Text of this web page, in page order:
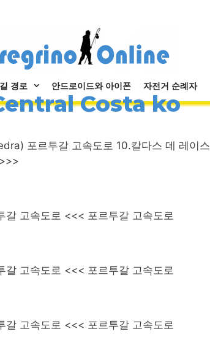
경로 안드로이드와 아이폰 자전거 순례자
Costa ko
포르투갈 고속도로 10.칼다스 데 레이스
고속도로 <<< 포르투갈 고속도로
고속도로 <<< 포르투갈 고속도로
고속도로 <<< 포르투갈 고속도로